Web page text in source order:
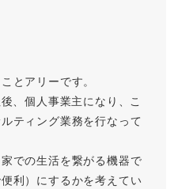
とアリーです。
、個人事業主になり、こ
ティング業務を行なって
での生活を繋がる機器で
利）にするかを考えてい